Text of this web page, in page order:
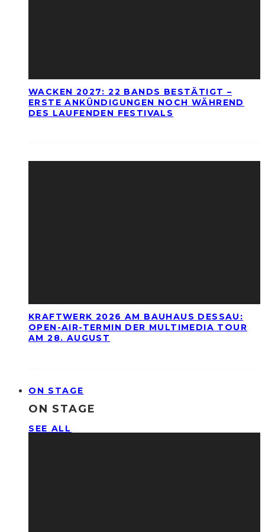
WACKEN 2027: 22 BANDS BESTÄTIGT –
ERSTE ANKÜNDIGUNGEN NOCH WÄHREND
DES LAUFENDEN FESTIVALS
KRAFTWERK 2026 AM BAUHAUS DESSAU:
OPEN-AIR-TERMIN DER MULTIMEDIA TOUR
AM 28. AUGUST
ON STAGE
ON STAGE
SEE ALL